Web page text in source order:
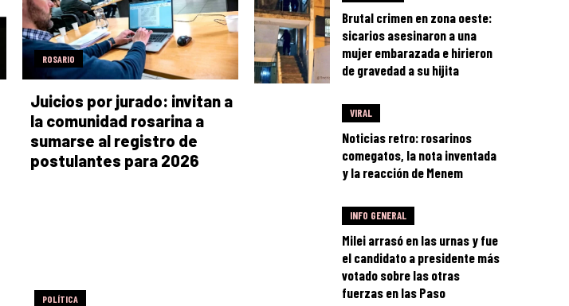
ROSARIO
Juicios por jurado: invitan a
la comunidad rosarina a
sumarse al registro de
postulantes para 2026
POLÍTICA
Brutal crimen en zona oeste:
sicarios asesinaron a una
mujer embarazada e hirieron
de gravedad a su hijita
VIRAL
Noticias retro: rosarinos
comegatos, la nota inventada
y la reacción de Menem
INFO GENERAL
Milei arrasó en las urnas y fue
el candidato a presidente más
votado sobre las otras
fuerzas en las Paso